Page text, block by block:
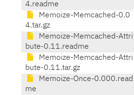
4.readme
Memoize-Memcached-0.0
4.tar.gz
Memoize-Memcached-Attri
bute-0.11.readme
Memoize-Memcached-Attri
bute-0.11.tar.gz
Memoize-Once-0.000.read
me